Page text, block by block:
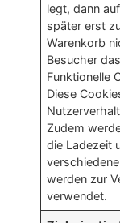
legt, dann
später erst
Warenkorb
Besucher
Funktionelle
Diese
Zudem
die Ladezeit
werden zur
verwendet.